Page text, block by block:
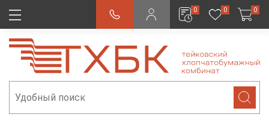
0 0 0